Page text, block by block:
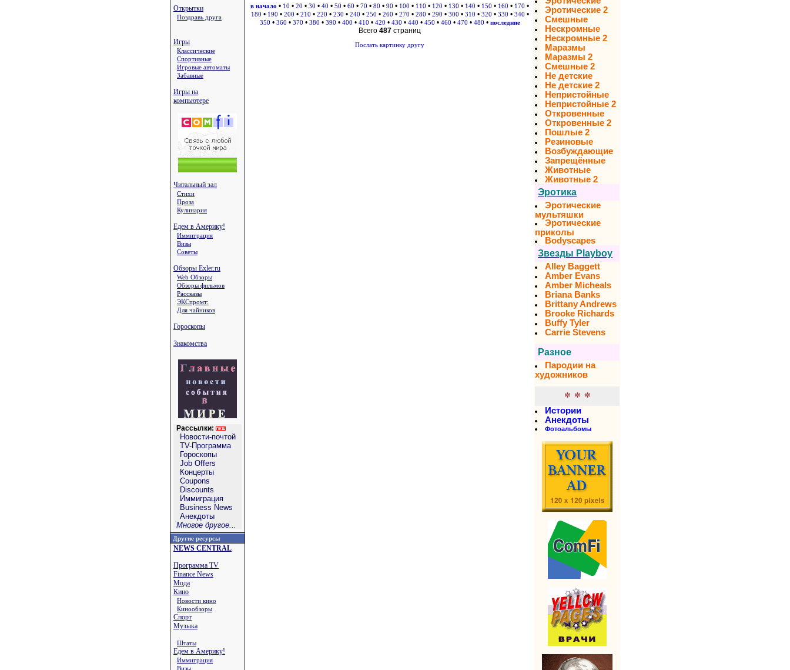
Открытки
Поздравь друга
Игры
Классические
Спортивные
Игровые автоматы
Забавные
Игры на
компьютере
Читальный зал
Стихи
Проза
Кулинария
Едем в Америку!
Иммиграция
Визы
Советы
Обзоры Exler.ru
Web Обзоры
Обзоры фильмов
Рассказы
ЭКСпромт:
Для чайников
Гороскопы
Знакомства
Рассылки:
Новости-почтой
TV-Программа
Гороскопы
Job Offers
Концерты
Coupons
Discounts
Иммиграция
Business News
Анекдоты
Многое другое...
Другие ресурсы
NEWS CENTRAL
Программа TV
Finance News
Мода
Кино
Новости кино
Кинообзоры
Спорт
Музыка
Штаты
Едем в Америку!
Иммиграция
Визы
в начало • 10 • 20 • 30 • 40 • 50 • 60 • 70 • 80 • 90 • 100 • 110 • 120 • 130 • 140 • 150 • 160 • 170 •
180 • 190 • 200 • 210 • 220 • 230 • 240 • 250 • 260 • 270 • 280 • 290 • 300 • 310 • 320 • 330 • 340 •
350 • 360 • 370 • 380 • 390 • 400 • 410 • 420 • 430 • 440 • 450 • 460 • 470 • 480 • последние
Всего 487 страниц
Послать картинку другу
Эротические 2
Смешные
Нескромные
Нескромные 2
Маразмы
Маразмы 2
Смешные 2
Не детские
Не детские 2
Непристойные
Непристойные 2
Откровенные
Откровенные 2
Пошлые 2
Резиновые
Возбуждающие
Запрещённые
Животные
Животные 2
Эротика
Эротические
мультяшки
Эротические
приколы
Bodyscapes
Звезды Playboy
Alley Baggett
Amber Evans
Amber Micheals
Briana Banks
Brittany Andrews
Brooke Richards
Buffy Tyler
Carrie Stevens
Разное
Пародии на
художников
* * *
Истории
Анекдоты
Фотоальбомы